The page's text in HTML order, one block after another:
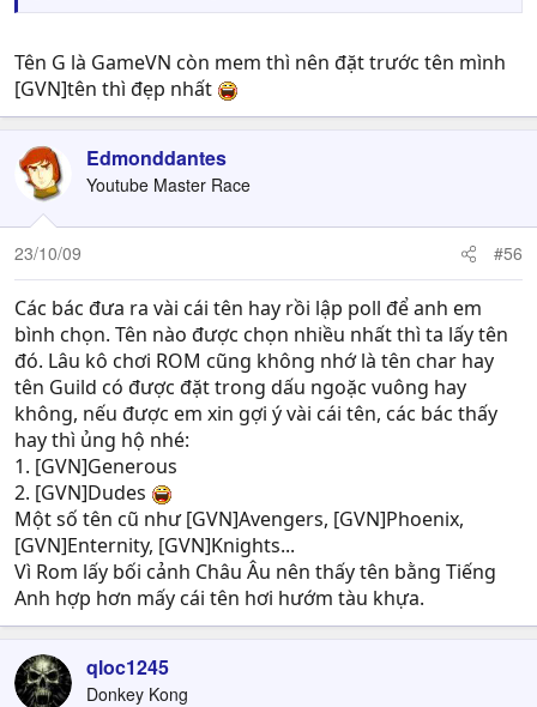
Tên G là GameVN còn mem thì nên đặt trước tên mình
[GVN]tên thì đẹp nhất
Edmonddantes
Youtube Master Race
23/10/09 #56
Các bác đưa ra vài cái tên hay rồi lập poll để anh em
bình chọn. Tên nào được chọn nhiều nhất thì ta lấy tên
đó. Lâu kô chơi ROM cũng không nhớ là tên char hay
tên Guild có được đặt trong dấu ngoặc vuông hay
không, nếu được em xin gợi ý vài cái tên, các bác thấy
hay thì ủng hộ nhé:
1. [GVN]Generous
2. [GVN]Dudes
Một số tên cũ như [GVN]Avengers, [GVN]Phoenix,
[GVN]Enternity, [GVN]Knights...
Vì Rom lấy bối cảnh Châu Âu nên thấy tên bằng Tiếng
Anh hợp hơn mấy cái tên hơi hướm tàu khựa.
qloc1245
Donkey Kong